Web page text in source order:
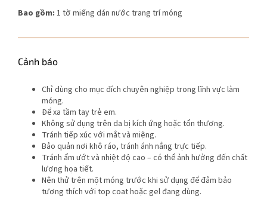
Bao gồm: 1 tờ miếng dán nước trang trí móng
Cảnh báo
Chỉ dùng cho mục đích chuyên nghiệp trong lĩnh vực làm
móng.
Để xa tầm tay trẻ em.
Không sử dụng trên da bị kích ứng hoặc tổn thương.
Tránh tiếp xúc với mắt và miệng.
Bảo quản nơi khô ráo, tránh ánh nắng trực tiếp.
Tránh ẩm ướt và nhiệt độ cao – có thể ảnh hưởng đến chất
lượng họa tiết.
Nên thử trên một móng trước khi sử dụng để đảm bảo
tương thích với top coat hoặc gel đang dùng.